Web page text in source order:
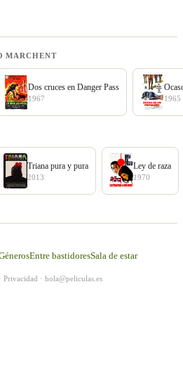
MARCHENT
Dos cruces en Danger Pass
1967 1965
Triana pura y pura
2013
Ley de raza
1970
Entre bastidoresSala de estar
· Privacidad · hola@peliculas.es